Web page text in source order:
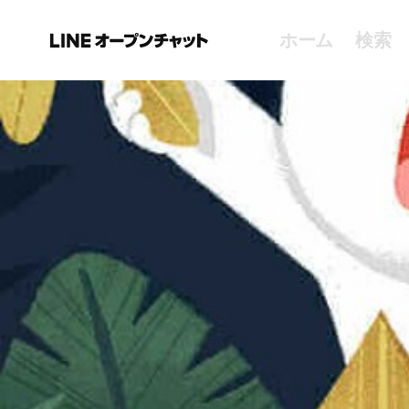
ホーム 検索